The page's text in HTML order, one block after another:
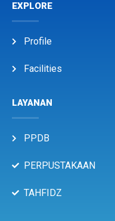
EXPLORE
Profile
Facilities
LAYANAN
PPDB
PERPUSTAKAAN
TAHFIDZ